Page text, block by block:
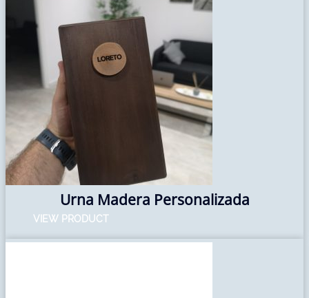
Urna Madera Personalizada
VIEW PRODUCT